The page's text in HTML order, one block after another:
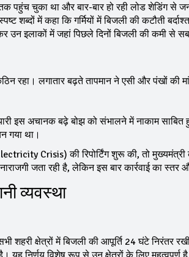
पहुंच चुका था और बार-बार हो रही लोड शेडिंग से
शब्दों में कहा कि गर्मियों में बिजली की कटौती
उन इलाकों में जहां पिछले दिनों बिजली की कमी से
रहा। लगातार बढ़ते तापमान ने एसी और पंखों की
इस अचानक बढ़े बोझ को संभालने में नाकाम साबित
गया था।
Crisis) की रिपोर्टिंग शुरू की, तो मुख्यमंत्री
जता रही है, लेकिन इस बार कार्रवाई का स्तर
व्यवस्था
क्षेत्रों में बिजली की आपूर्ति 24 घंटे निरंतर रखी